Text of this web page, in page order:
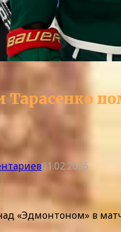
01.02.2026
«Эдмонтоном» в